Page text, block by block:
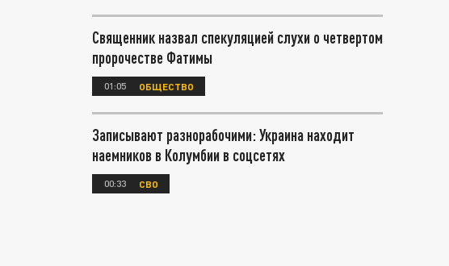
Священник назвал спекуляцией слухи о четвертом
пророчестве Фатимы
01:05 ОБЩЕСТВО
Записывают разнорабочими: Украина находит
наемников в Колумбии в соцсетях
00:33 СВО